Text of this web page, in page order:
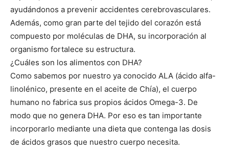
ayudándonos a prevenir accidentes cerebrovasculares.
Además, como gran parte del tejido del corazón está
compuesto por moléculas de DHA, su incorporación al
organismo fortalece su estructura.
¿Cuáles son los alimentos con DHA?
Como sabemos por nuestro ya conocido ALA (ácido alfa-
linolénico, presente en el aceite de Chía), el cuerpo
humano no fabrica sus propios ácidos Omega-3. De
modo que no genera DHA. Por eso es tan importante
incorporarlo mediante una dieta que contenga las dosis
de ácidos grasos que nuestro cuerpo necesita.